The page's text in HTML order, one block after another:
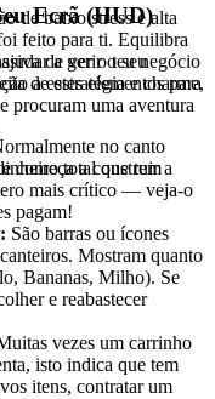
de baixo stress e alta
feito para ti. Equilibra
de ver o teu negócio
de estratégia e charme,
procuram uma aventura
começa a construir a
Ecrã (HUD)
a gerir o seu
a estes elementos para
no canto
total que tem
mais crítico — veja-o
pagam!
São barras ou ícones
Mostram quanto
Bananas, Milho). Se
e reabastecer
vezes um carrinho
isto indica que tem
itens, contratar um